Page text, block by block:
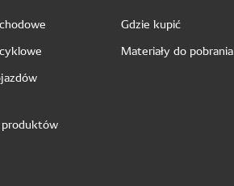
Gdzie kupić
Materiały do pobrania